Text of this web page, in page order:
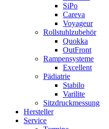
SiPo
Careva
Voyageur
Rollstuhlzubehör
Quokka
OutFront
Rampensysteme
Excellent
Pädiatrie
Stabilo
Varilite
Sitzdruckmessung
Hersteller
Service